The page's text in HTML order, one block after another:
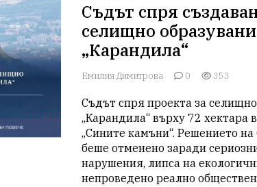
Съдът спря
селищно
„Карандила“
Емилия Димитрова 0 353
Съдът спря проекта за
„Карандила“ върху 72 хектара
„Сините камъни“. Решението
беше отменено заради
нарушения, липса на
непроведено реално